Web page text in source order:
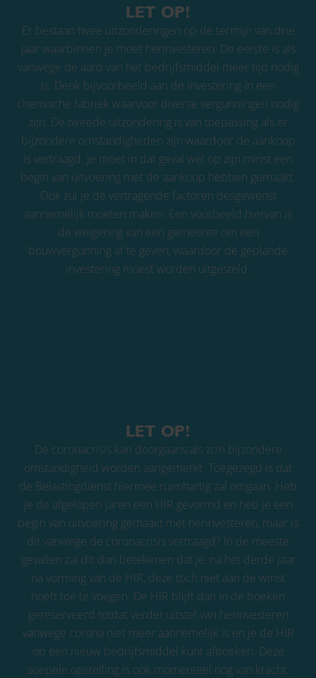
LET OP!
Er bestaan twee uitzonderingen op de termijn van drie
jaar waarbinnen je moet herinvesteren. De eerste is als
vanwege de aard van het bedrijfsmiddel meer tijd nodig
is. Denk bijvoorbeeld aan de investering in een
chemische fabriek waarvoor diverse vergunningen nodig
zijn. De tweede uitzondering is van toepassing als er
bijzondere omstandigheden zijn waardoor de aankoop
is vertraagd. Je moet in dat geval wel op zijn minst een
begin van uitvoering met de aankoop hebben gemaakt.
Ook zul je de vertragende factoren desgewenst
aannemelijk moeten maken. Een voorbeeld hiervan is
de weigering van een gemeente om een
bouwvergunning af te geven, waardoor de geplande
investering moest worden uitgesteld.
LET OP!
De coronacrisis kan doorgaans als zo’n bijzondere
omstandigheid worden aangemerkt. Toegezegd is dat
de Belastingdienst hiermee ruimhartig zal omgaan. Heb
je de afgelopen jaren een HIR gevormd en heb je een
begin van uitvoering gemaakt met herinvesteren, maar is
dit vanwege de coronacrisis vertraagd? In de meeste
gevallen zal dit dan betekenen dat je, na het derde jaar
na vorming van de HIR, deze toch niet aan de winst
hoeft toe te voegen. De HIR blijft dan in de boeken
gereserveerd totdat verder uitstel van herinvesteren
vanwege corona niet meer aannemelijk is en je de HIR
op een nieuw bedrijfsmiddel kunt afboeken. Deze
soepele opstelling is ook momenteel nog van kracht.